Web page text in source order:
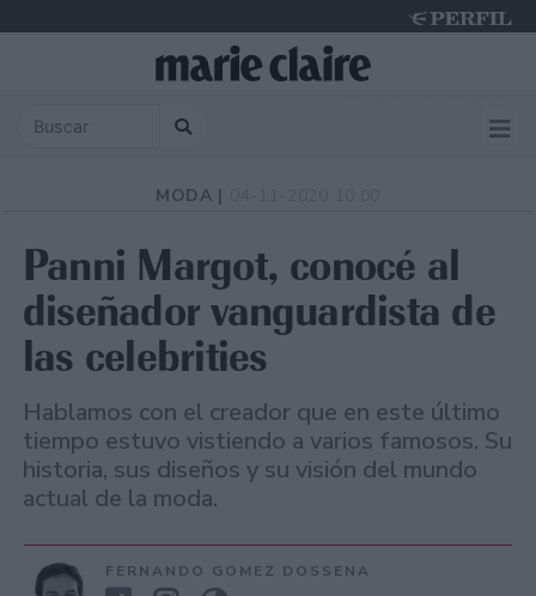
MODA |
Panni Margot, conocé al
diseñador vanguardista de
las celebrities
Hablamos con el creador que en este último
tiempo estuvo vistiendo a varios famosos. Su
historia, sus diseños y su visión del mundo
actual de la moda.
FERNANDO GOMEZ DOSSENA